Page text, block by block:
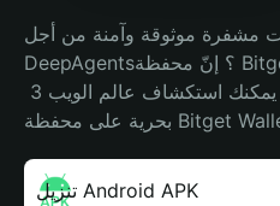
موثوقة وآمنة من أجل
DeepAgents؟ إنّ محفظة Bitget خيارك الأفضل. حيث يثق
تنزيل Android APK